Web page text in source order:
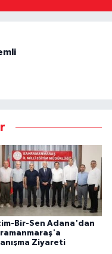
Bir-Sen Adana'dan
Ziyareti